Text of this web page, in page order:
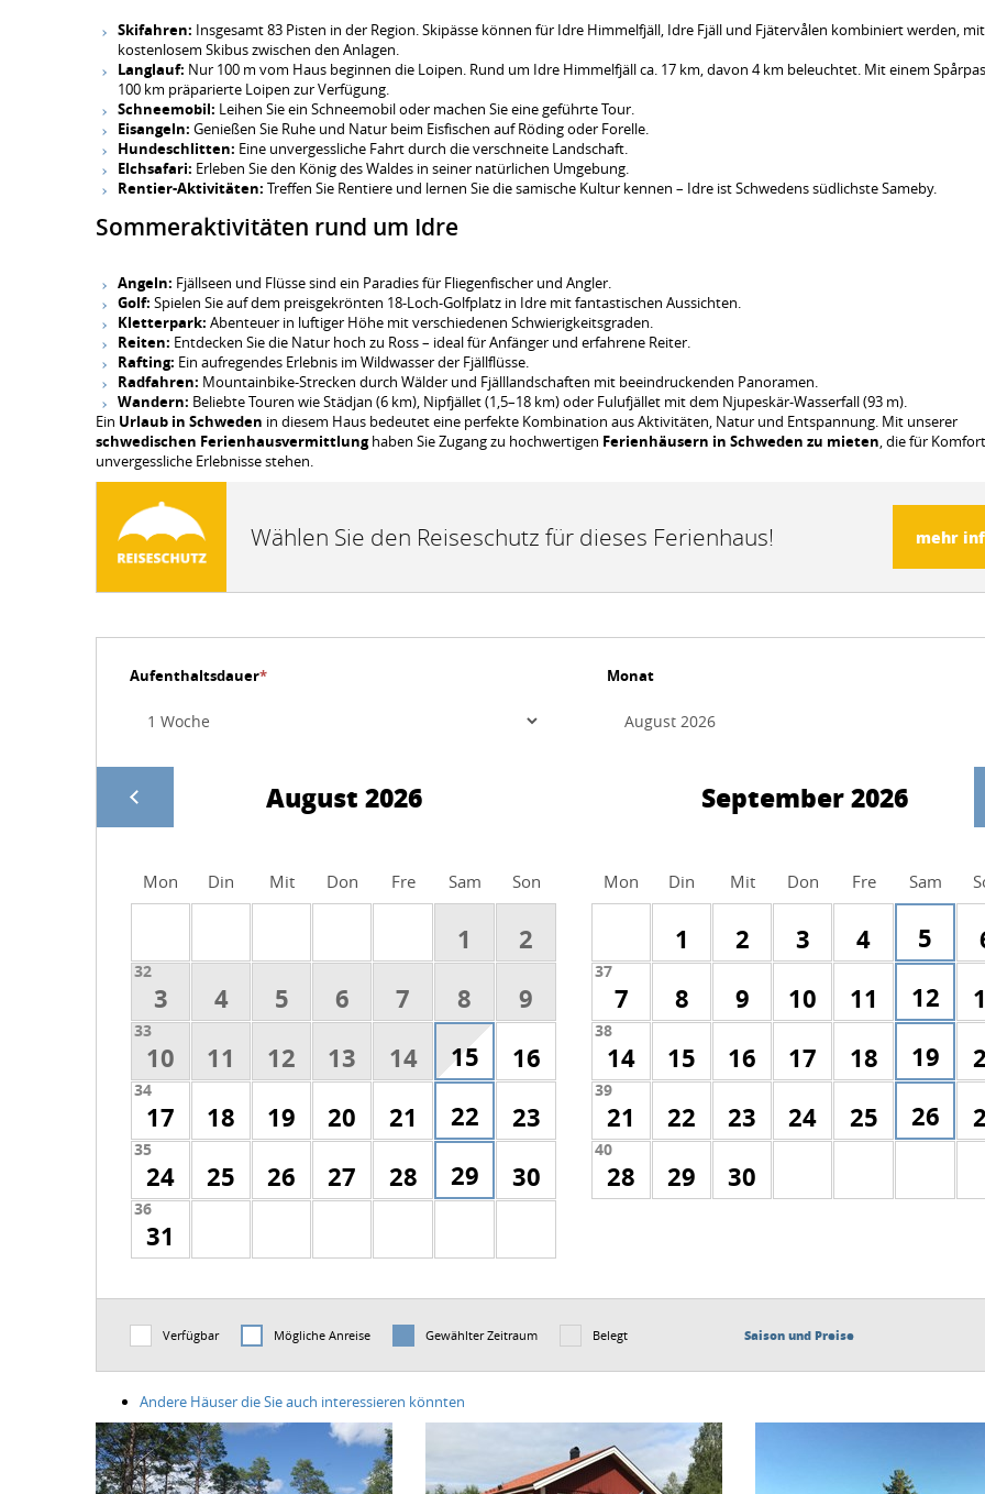
Skifahren: Insgesamt 83 Pisten in der Region. Skipässe können für Idre Himmelfjäll, Idre Fjäll und Fjätervålen kombiniert werden, mit
kostenlosem Skibus zwischen den Anlagen.
Langlauf: Nur 100 m vom Haus beginnen die Loipen. Rund um Idre Himmelfjäll ca. 17 km, davon 4 km beleuchtet. Mit einem
100 km präparierte Loipen zur Verfügung.
Schneemobil: Leihen Sie ein Schneemobil oder machen Sie eine geführte Tour.
Eisangeln: Genießen Sie Ruhe und Natur beim Eisfischen auf Röding oder Forelle.
Hundeschlitten: Eine unvergessliche Fahrt durch die verschneite Landschaft.
Elchsafari: Erleben Sie den König des Waldes in seiner natürlichen Umgebung.
Rentier-Aktivitäten: Treffen Sie Rentiere und lernen Sie die samische Kultur kennen – Idre ist Schwedens südlichste Sameby.
Sommeraktivitäten rund um Idre
Angeln: Fjällseen und Flüsse sind ein Paradies für Fliegenfischer und Angler.
Golf: Spielen Sie auf dem preisgekrönten 18-Loch-Golfplatz in Idre mit fantastischen Aussichten.
Kletterpark: Abenteuer in luftiger Höhe mit verschiedenen Schwierigkeitsgraden.
Reiten: Entdecken Sie die Natur hoch zu Ross – ideal für Anfänger und erfahrene Reiter.
Rafting: Ein aufregendes Erlebnis im Wildwasser der Fjällflüsse.
Radfahren: Mountainbike-Strecken durch Wälder und Fjälllandschaften mit beeindruckenden Panoramen.
Wandern: Beliebte Touren wie Städjan (6 km), Nipfjället (1,5–18 km) oder Fulufjället mit dem Njupeskär-Wasserfall (93 m).
Ein Urlaub in Schweden in diesem Haus bedeutet eine perfekte Kombination aus Aktivitäten, Natur und Entspannung. Mit unserer
schwedischen Ferienhausvermittlunghaben Sie Zugang zu hochwertigen Ferienhäusern in Schweden zu mieten, die für
unvergessliche Erlebnisse stehen.
Wählen Sie den Reiseschutz für dieses Ferienhaus! mehr
Aufenthaltsdauer* Monat
August 2026
Mon Din Mit Don Fre Sam Son
1 2
32
3 4 5 6 7 8 9
33
10 11 12 13 14 15 16
34
17 18 19 20 21 22 23
35
24 25 26 27 28 29 30
36
31
September 2026
Mon Din Mit Don Fre Sam
1 2 3 4 5
37
7 8 9 10 11 12
38
14 15 16 17 18 19
39
21 22 23 24 25 26
40
28 29 30
Verfügbar Mögliche Anreise Gewählter Zeitraum Belegt Saison und Preise
Andere Häuser die Sie auch interessieren könnten